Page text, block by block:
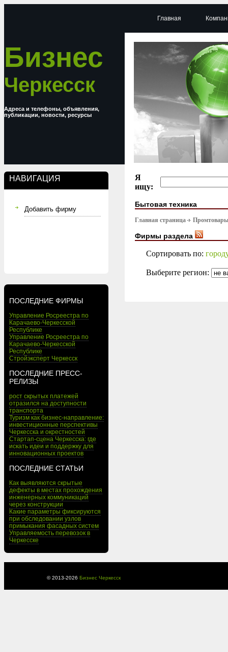
Бизнес
Черкесск
Адреса и телефоны, объявления,
публикации, новости, ресурсы
НАВИГАЦИЯ
Добавить фирму
ПОСЛЕДНИЕ ФИРМЫ
Управление Росреестра по
Карачаево-Черкесской
Республике
Управление Росреестра по
Карачаево-Черкесской
Республике
Стройэксперт Черкесск
ПОСЛЕДНИЕ ПРЕСС-
РЕЛИЗЫ
рост скрытых платежей
отразился на доступности
транспорта
Туризм как бизнес-направление:
инвестиционные перспективы
Черкесска и окрестностей
Стартап-сцена Черкесска: где
искать идеи и поддержку для
инновационных проектов
ПОСЛЕДНИЕ СТАТЬИ
Как выявляются скрытые
дефекты в местах прохождения
инженерных коммуникаций
через конструкции
Какие параметры фиксируются
при обследовании узлов
примыкания фасадных систем
Управляемость перевозок в
Черкесске
Главная
Я
ищу:
Бытовая техника
Главная страница Промтовары
Фирмы раздела
Сортировать по:
Выберите регион:
© 2013-2026 Бизнес Черкесск